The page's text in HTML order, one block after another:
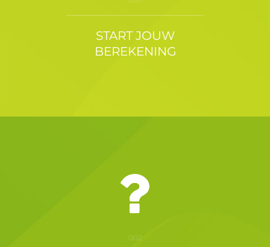
START JOUW
BEREKENING
002